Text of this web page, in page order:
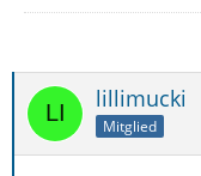
lillimucki
Mitglied